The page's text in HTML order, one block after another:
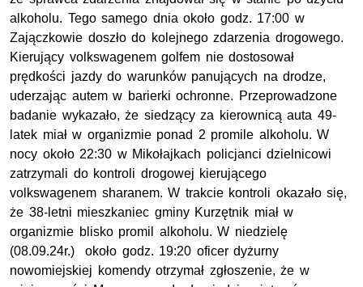
alkoholu. Tego samego dnia około godz. 17:00 w
Zajączkowie doszło do kolejnego zdarzenia drogowego.
Kierujący volkswagenem golfem nie dostosował
prędkości jazdy do warunków panujących na drodze,
uderzając autem w barierki ochronne. Przeprowadzone
badanie wykazało, że siedzący za kierownicą auta 49-
latek miał w organizmie ponad 2 promile alkoholu. W
nocy około 22:30 w Mikołajkach policjanci dzielnicowi
zatrzymali do kontroli drogowej kierującego
volkswagenem sharanem. W trakcie kontroli okazało się,
że 38-letni mieszkaniec gminy Kurzętnik miał w
organizmie blisko promil alkoholu. W niedzielę
(08.09.24r.) około godz. 19:20 oficer dyżurny
nowomiejskiej komendy otrzymał zgłoszenie, że w